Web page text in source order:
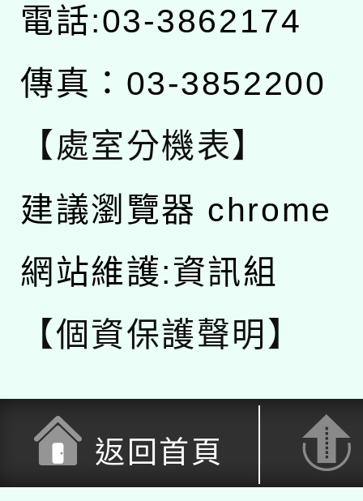
電話:03-3862174
傳真：03-3852200
【處室分機表】
建議瀏覽器 chrome
網站維護:資訊組
【個資保護聲明】
返回首頁